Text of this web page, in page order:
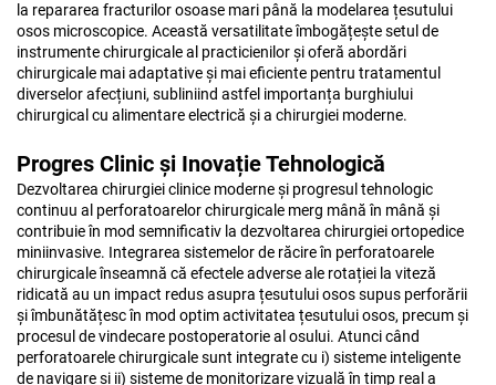
la repararea fracturilor osoase mari până la modelarea țesutului
osos microscopice. Această versatilitate îmbogățește setul de
instrumente chirurgicale al practicienilor și oferă abordări
chirurgicale mai adaptative și mai eficiente pentru tratamentul
diverselor afecțiuni, subliniind astfel importanța burghiului
chirurgical cu alimentare electrică și a chirurgiei moderne.
Progres Clinic și Inovație Tehnologică
Dezvoltarea chirurgiei clinice moderne și progresul tehnologic
continuu al perforatoarelor chirurgicale merg mână în mână și
contribuie în mod semnificativ la dezvoltarea chirurgiei ortopedice
miniinvasive. Integrarea sistemelor de răcire în perforatoarele
chirurgicale înseamnă că efectele adverse ale rotației la viteză
ridicată au un impact redus asupra țesutului osos supus perforării
și îmbunătățesc în mod optim activitatea țesutului osos, precum și
procesul de vindecare postoperatorie al osului. Atunci când
perforatoarele chirurgicale sunt integrate cu i) sisteme inteligente
de navigare și ii) sisteme de monitorizare vizuală în timp real a